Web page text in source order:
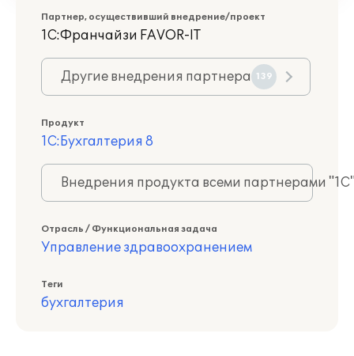
Партнер, осуществивший внедрение/проект
1С:Франчайзи FAVOR-IT
Другие внедрения партнера 139
Продукт
1С:Бухгалтерия 8
Внедрения продукта всеми партнерами
Отрасль / Функциональная задача
Управление здравоохранением
Теги
бухгалтерия